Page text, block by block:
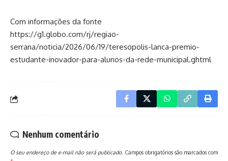
Com informações da fonte
https://g1.globo.com/rj/regiao-
serrana/noticia/2026/06/19/teresopolis-lanca-premio-
estudante-inovador-para-alunos-da-rede-municipal.ghtml
Nenhum comentário
O seu endereço de e-mail não será publicado. Campos obrigatórios são marcados com